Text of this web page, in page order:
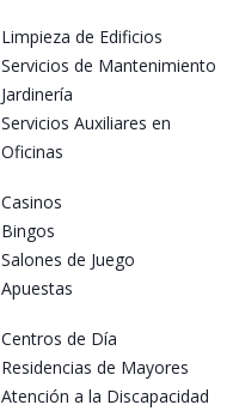
Limpieza de Edificios
Servicios de Mantenimiento
Jardinería
Servicios Auxiliares en
Oficinas
Casinos
Bingos
Salones de Juego
Apuestas
Centros de Día
Residencias de Mayores
Atención a la Discapacidad